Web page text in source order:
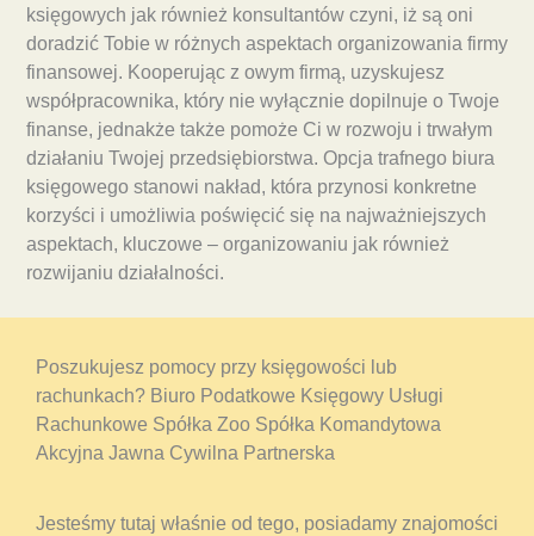
księgowych jak również konsultantów czyni, iż są oni
doradzić Tobie w różnych aspektach organizowania firmy
finansowej. Kooperując z owym firmą, uzyskujesz
współpracownika, który nie wyłącznie dopilnuje o Twoje
finanse, jednakże także pomoże Ci w rozwoju i trwałym
działaniu Twojej przedsiębiorstwa. Opcja trafnego biura
księgowego stanowi nakład, która przynosi konkretne
korzyści i umożliwia poświęcić się na najważniejszych
aspektach, kluczowe – organizowaniu jak również
rozwijaniu działalności.
Poszukujesz pomocy przy księgowości lub
rachunkach? Biuro Podatkowe Księgowy Usługi
Rachunkowe Spółka Zoo Spółka Komandytowa
Akcyjna Jawna Cywilna Partnerska
Jesteśmy tutaj właśnie od tego, posiadamy znajomości